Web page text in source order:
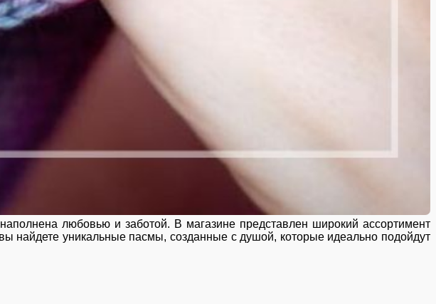
любовью и заботой. В магазине представлен широкий ассортимент
найдете уникальные пасмы, созданные с душой, которые идеально подойдут